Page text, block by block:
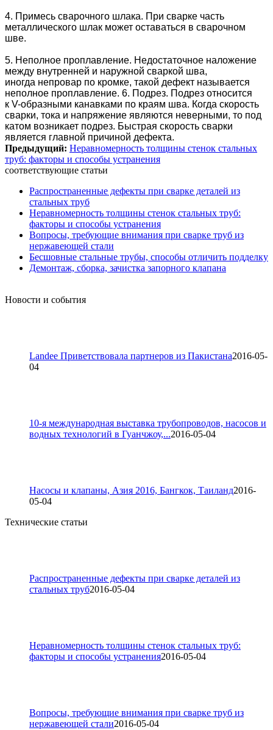
4. Примесь сварочного шлака. При сварке часть
металлического шлак может оставаться в сварочном
шве.
5. Неполное проплавление. Недостаточное наложение
между внутренней и наружной сваркой шва,
иногда непровар по кромке, такой дефект называется
неполное проплавление. 6. Подрез. Подрез относится
к V-образными канавками по краям шва. Когда скорость
сварки, тока и напряжение являются неверными, то под
катом возникает подрез. Быстрая скорость сварки
является главной причиной дефекта.
Предыдущий: Неравномерность толщины стенок стальных
труб: факторы и способы устранения
соответствующие статьи
Распространенные дефекты при сварке деталей из
стальных труб
Неравномерность толщины стенок стальных труб:
факторы и способы устранения
Вопросы, требующие внимания при сварке труб из
нержавеющей стали
Бесшовные стальные трубы, способы отличить подделку
Демонтаж, сборка, зачистка запорного клапана
Новости и события
Landee Приветствовала партнеров из Пакистана2016-05-
04
10-я международная выставка трубопроводов, насосов и
водных технологий в Гуанчжоу,...2016-05-04
Насосы и клапаны, Азия 2016, Бангкок, Таиланд2016-
05-04
Технические статьи
Распространенные дефекты при сварке деталей из
стальных труб2016-05-04
Неравномерность толщины стенок стальных труб:
факторы и способы устранения2016-05-04
Вопросы, требующие внимания при сварке труб из
нержавеющей стали2016-05-04